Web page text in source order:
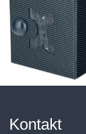
Kontakt